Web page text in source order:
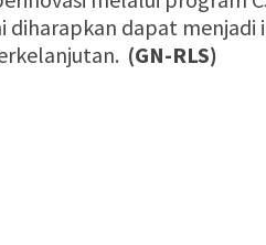
dapat
(GN-RLS)